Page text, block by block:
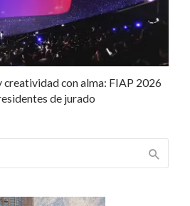
creatividad con alma: FIAP 2026
de jurado